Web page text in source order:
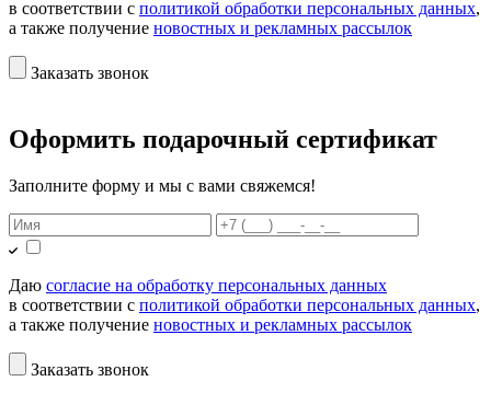
в соответствии с политикой обработки персональных данных,
а также получение новостных и рекламных рассылок
Заказать звонок
Оформить подарочный сертификат
Заполните форму и мы с вами свяжемся!
Даю согласие на обработку персональных данных
в соответствии с политикой обработки персональных данных,
а также получение новостных и рекламных рассылок
Заказать звонок